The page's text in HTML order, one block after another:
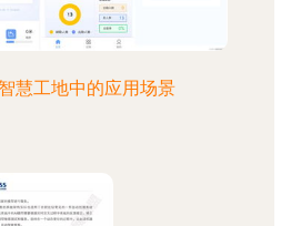
慧工地中的应用场景